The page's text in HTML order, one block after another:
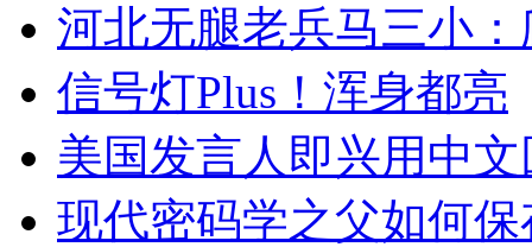
河北无腿老兵马三小
信号灯Plus！浑身都亮
美国发言人即兴用中
现代密码学之父如何